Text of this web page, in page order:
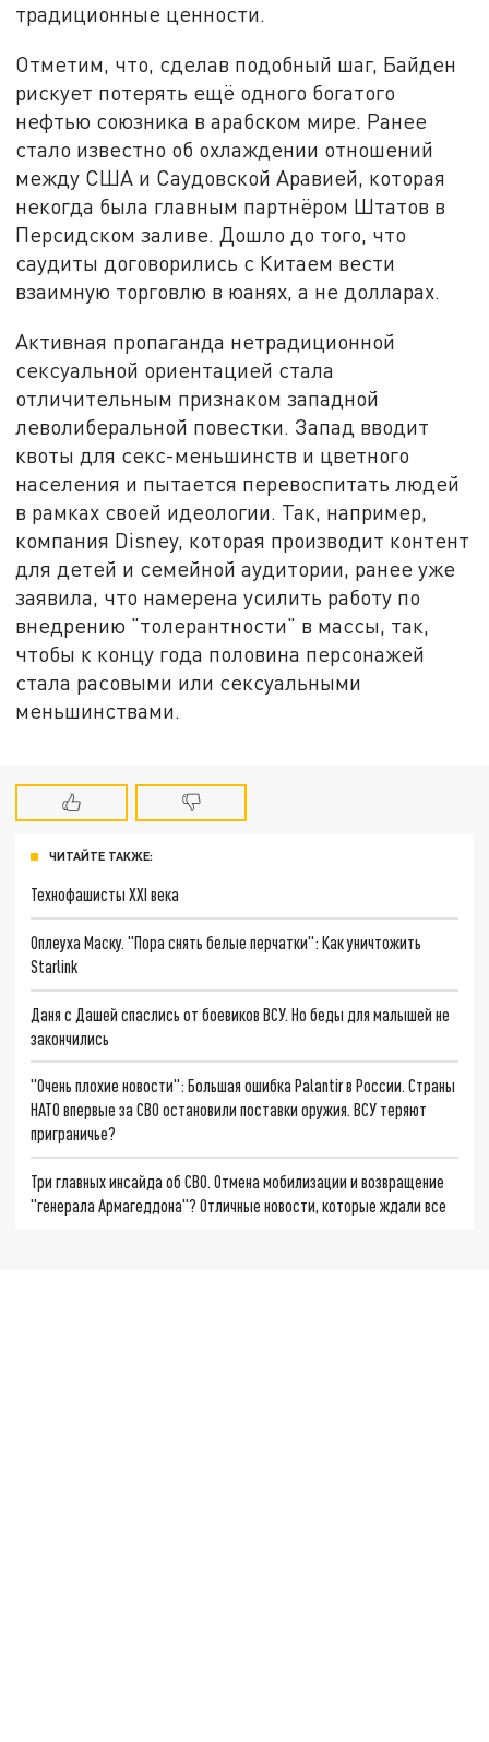
традиционные ценности.
Отметим, что, сделав подобный шаг, Байден
рискует потерять ещё одного богатого
нефтью союзника в арабском мире. Ранее
стало известно об охлаждении отношений
между США и Саудовской Аравией, которая
некогда была главным партнёром Штатов в
Персидском заливе. Дошло до того, что
саудиты договорились с Китаем вести
взаимную торговлю в юанях, а не долларах.
Активная пропаганда нетрадиционной
сексуальной ориентацией стала
отличительным признаком западной
леволиберальной повестки. Запад вводит
квоты для секс-меньшинств и цветного
населения и пытается перевоспитать людей
в рамках своей идеологии. Так, например,
компания Disney, которая производит контент
для детей и семейной аудитории, ранее уже
заявила, что намерена усилить работу по
внедрению "толерантности" в массы, так,
чтобы к концу года половина персонажей
стала расовыми или сексуальными
меньшинствами.
ЧИТАЙТЕ ТАКЖЕ:
Технофашисты XXI века
Оплеуха Маску. "Пора снять белые перчатки": Как уничтожить
Starlink
Даня с Дашей спаслись от боевиков ВСУ. Но беды для малышей не
закончились
"Очень плохие новости": Большая ошибка Palantir в России. Страны
НАТО впервые за СВО остановили поставки оружия. ВСУ теряют
приграничье?
Три главных инсайда об СВО. Отмена мобилизации и возвращение
"генерала Армагеддона"? Отличные новости, которые ждали все